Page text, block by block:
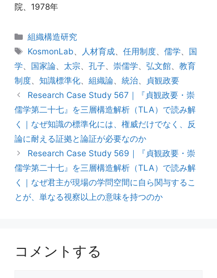
院、1978年
カ
テ
リ
ー
組織構造研究
タ
グ
KosmonLab、 人材育成、任用制度、儒学、 国
学、 国家論、 太宗、 孔子、 崇儒学、 弘文館、 教育
制度、 知識標準化、 組織論、 統治、
貞観政要
Research Case Study 567｜『貞観政要・崇
儒学第二十七』を三層構造解析（TLA）で読み解
く｜なぜ知識の標準化には、権威だけでなく、反
論に耐える証拠と論証が必要なのか
Research Case Study 569｜『貞観政要・崇
儒学第二十七』を三層構造解析（TLA）で読み解
く｜なぜ君主が現場の学問空間に自ら関与するこ
とが、単なる視察以上の意味を持つのか
コメントする